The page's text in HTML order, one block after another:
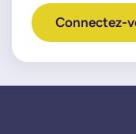
Connectez-